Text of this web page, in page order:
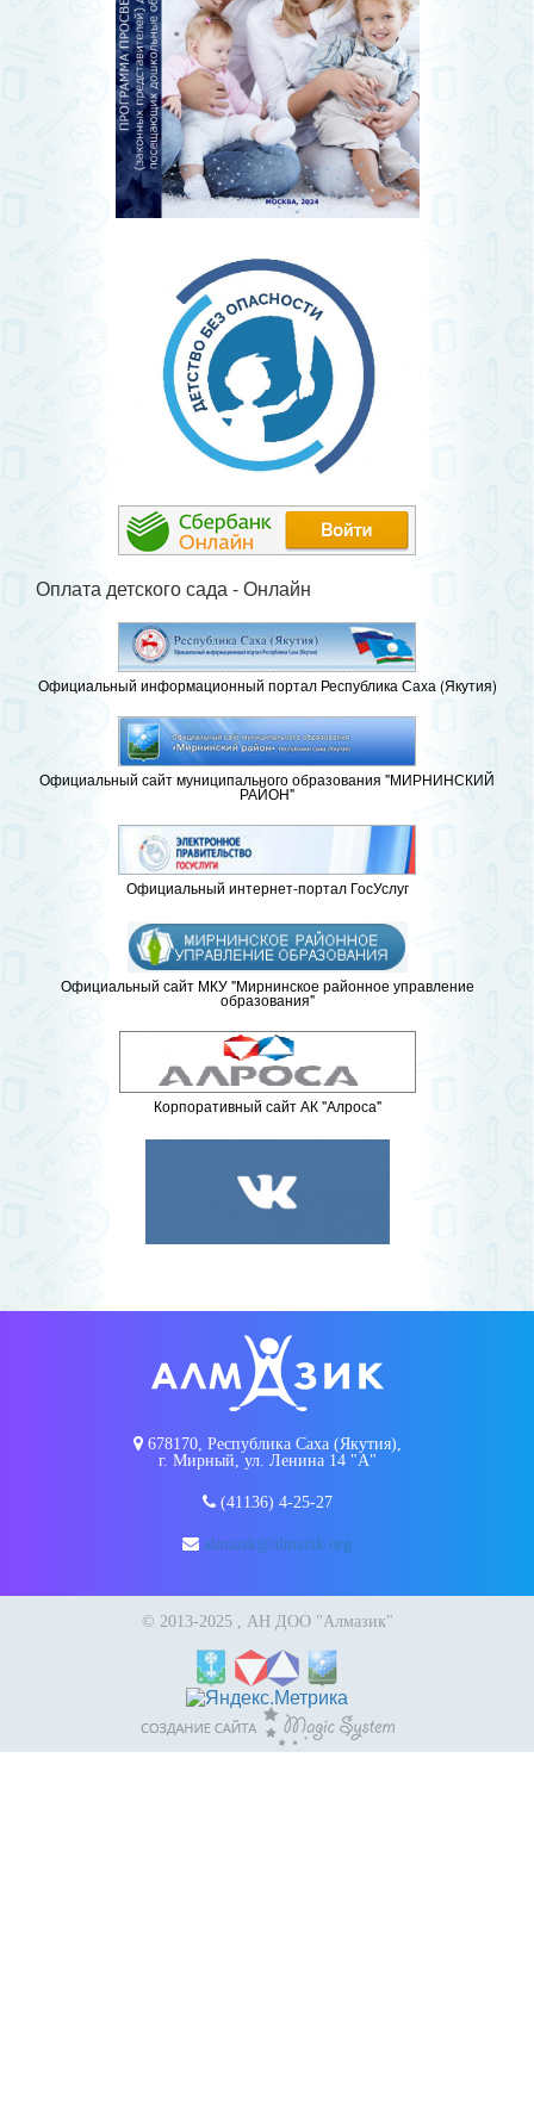
Оплата детского сада - Онлайн
Официальный информационный портал Республика Саха (Якутия)
Официальный сайт муниципального образования "МИРНИНСКИЙ
РАЙОН"
Официальный интернет-портал ГосУслуг
Официальный сайт МКУ "Мирнинское районное управление
образования"
Корпоративный сайт АК "Алроса"
678170, Республика Саха (Якутия),
г. Мирный, ул. Ленина 14 "А"
(41136) 4-25-27
almazik@almazik.org
© 2013-2025 , АН ДОО "Алмазик"